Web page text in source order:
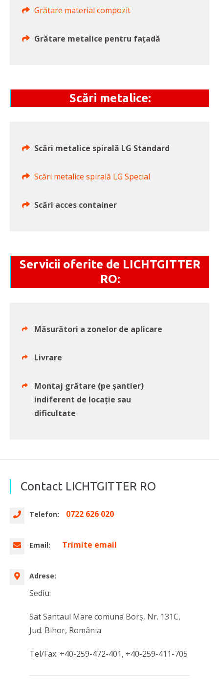
Grătare material compozit
Grătare metalice pentru fațadă
Scări metalice:
Scări metalice spirală LG Standard
Scări metalice spirală LG Special
Scări acces container
Servicii oferite de LICHTGITTER
RO:
Măsurători a zonelor de aplicare
Livrare
Montaj grătare (pe șantier)
indiferent de locație sau
dificultate
Contact LICHTGITTER RO
Telefon: 0722 626 020
Email: Trimite email
Adrese:
Sediu:
Sat Santaul Mare comuna Borş, Nr. 131C,
Jud. Bihor, România
Tel/Fax: +40-259-472-401, +40-259-411-705